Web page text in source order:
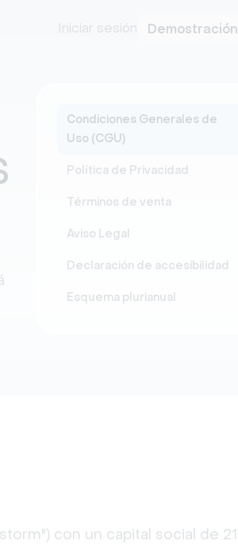
Iniciar sesión Demostración
Condiciones Generales de
Uso (CGU)
Política de Privacidad
Términos de venta
Aviso Legal
Declaración de accesibilidad
Esquema plurianual
con un capital social de 21